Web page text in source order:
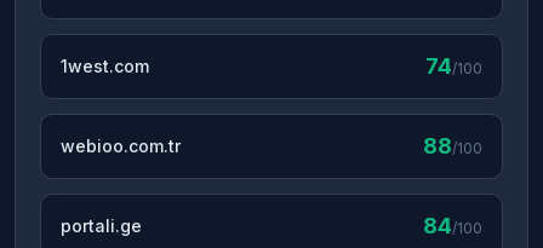
1west.com 74/100
webioo.com.tr 88/100
portali.ge 84/100